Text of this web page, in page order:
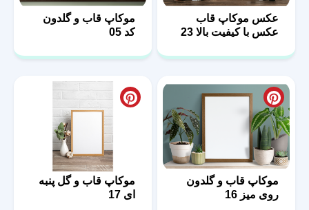
عکس موکاپ قاب
عکس با کیفیت بالا 23
موکاپ قاب و گلدون
کد 05
موکاپ قاب و گلدون
روی میز 16
موکاپ قاب و گل پنبه
ای 17